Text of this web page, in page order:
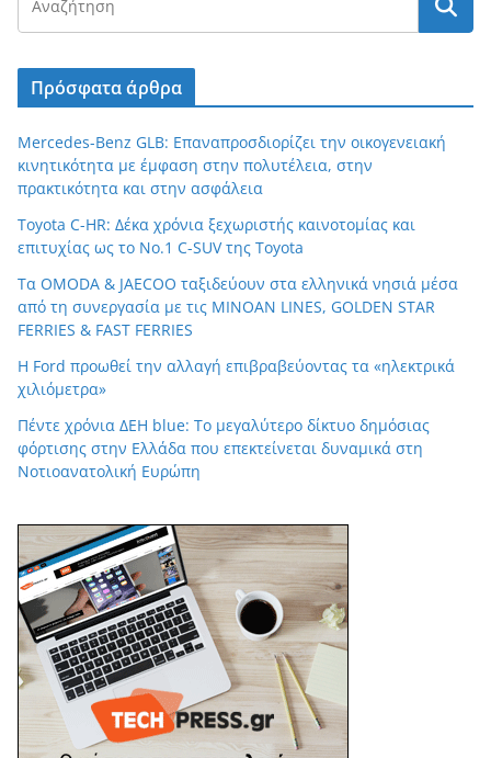
Πρόσφατα άρθρα
Mercedes-Benz GLB: Επαναπροσδιορίζει την οικογενειακή
κινητικότητα με έμφαση στην πολυτέλεια, στην
πρακτικότητα και στην ασφάλεια
Toyota C-HR: Δέκα χρόνια ξεχωριστής καινοτομίας και
επιτυχίας ως το Νο.1 C-SUV της Toyota
Τα OMODA & JAECOO ταξιδεύουν στα ελληνικά νησιά μέσα
από τη συνεργασία με τις MINOAN LINES, GOLDEN STAR
FERRIES & FAST FERRIES
Η Ford προωθεί την αλλαγή επιβραβεύοντας τα «ηλεκτρικά
χιλιόμετρα»
Πέντε χρόνια ΔΕΗ blue: Το μεγαλύτερο δίκτυο δημόσιας
φόρτισης στην Ελλάδα που επεκτείνεται δυναμικά στη
Νοτιοανατολική Ευρώπη